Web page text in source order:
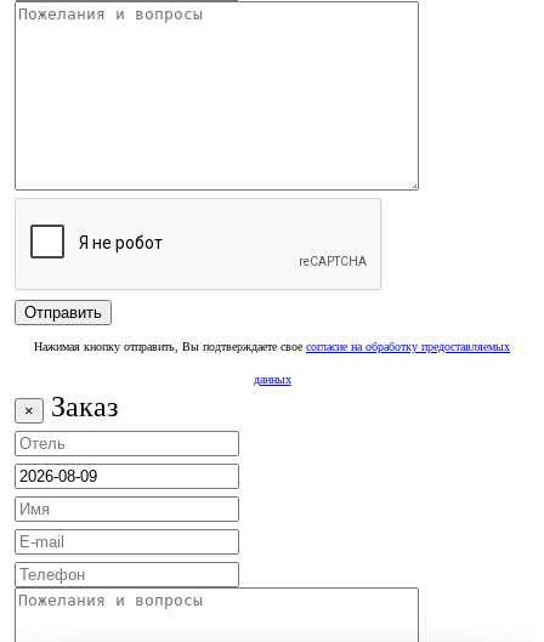
Нажимая кнопку отправить, Вы подтверждаете свое согласие на обработку предоставляемых
данных
× Заказ